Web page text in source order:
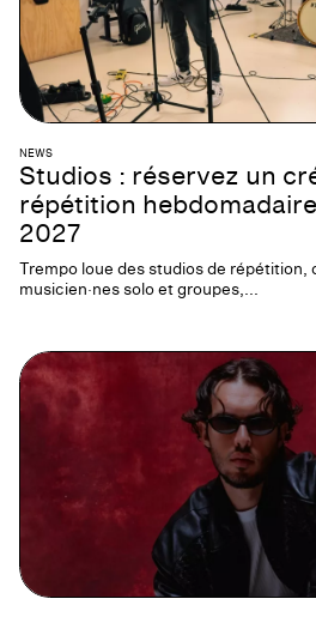
NEWS
Studios : réservez un
répétition
2027
Trempo loue des studios de répétition,
musicien·nes solo et groupes,...